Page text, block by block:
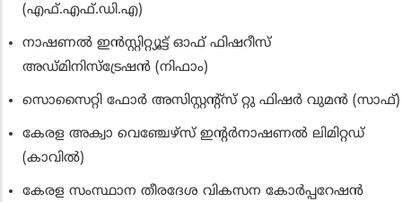
(എഫ്.എഫ്.ഡി.എ)
നാഷണല്‍ ഇന്‍സ്റ്റിറ്റ്യൂട്ട് ഓഫ് ഫിഷറീസ്
അഡ്മിനിസ്‌ട്രേഷന്‍ (നിഫാം)
സൊസൈറ്റി ഫോര്‍ അസിസ്റ്റന്റ്‌സ് റ്റു ഫിഷര്‍ വുമന്‍ (സാഫ്)
കേരള അക്വാ വെഞ്ചേഴ്‌സ് ഇന്റര്‍നാഷണല്‍ ലിമിറ്റഡ്
(കാവില്‍)
കേരള സംസ്ഥാന തീരദേശ വികസന കോര്‍പ്പറേഷന്‍